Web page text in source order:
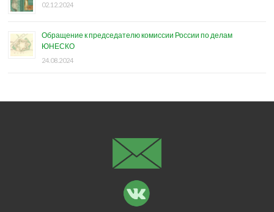
02.12.2024
Обращение к председателю комиссии России по делам
ЮНЕСКО
24.08.2024